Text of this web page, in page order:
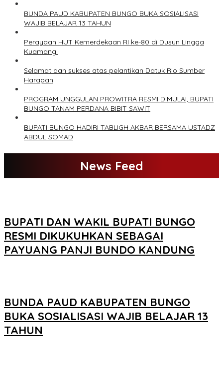
BUNDA PAUD KABUPATEN BUNGO BUKA SOSIALISASI
WAJIB BELAJAR 13 TAHUN
Perayaan HUT Kemerdekaan RI ke-80 di Dusun Lingga
Kuamang.
Selamat dan sukses atas pelantikan Datuk Rio Sumber
Harapan
PROGRAM UNGGULAN PROWITRA RESMI DIMULAI, BUPATI
BUNGO TANAM PERDANA BIBIT SAWIT
BUPATI BUNGO HADIRI TABLIGH AKBAR BERSAMA USTADZ
ABDUL SOMAD
News Feed
BUPATI DAN WAKIL BUPATI BUNGO
RESMI DIKUKUHKAN SEBAGAI
PAYUANG PANJI BUNDO KANDUNG
BUNDA PAUD KABUPATEN BUNGO
BUKA SOSIALISASI WAJIB BELAJAR 13
TAHUN